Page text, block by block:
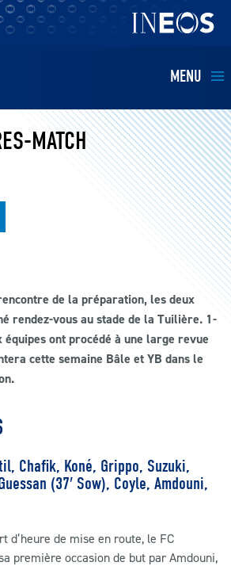
MENU
MATCH
de la préparation, les deux
rendez-vous au stade de la Tuilière. 1-
ont procédé à une large revue
cette semaine Bâle et YB dans le
Chafik, Koné, Grippo, Suzuki,
(37′ Sow), Coyle, Amdouni,
d’heure de mise en route, le FC
première occasion de but par Amdouni,